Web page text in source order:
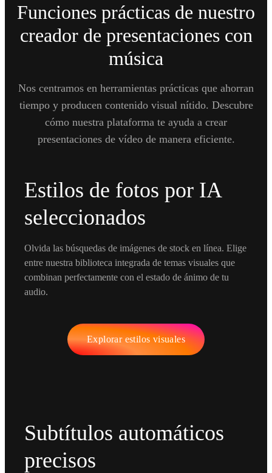
Funciones prácticas de nuestro
creador de presentaciones con
música
Nos centramos en herramientas prácticas que ahorran
tiempo y producen contenido visual nítido. Descubre
cómo nuestra plataforma te ayuda a crear
presentaciones de vídeo de manera eficiente.
Estilos de fotos por IA
seleccionados
Olvida las búsquedas de imágenes de stock en línea. Elige
entre nuestra biblioteca integrada de temas visuales que
combinan perfectamente con el estado de ánimo de tu
audio.
Explorar estilos visuales
Subtítulos automáticos
precisos